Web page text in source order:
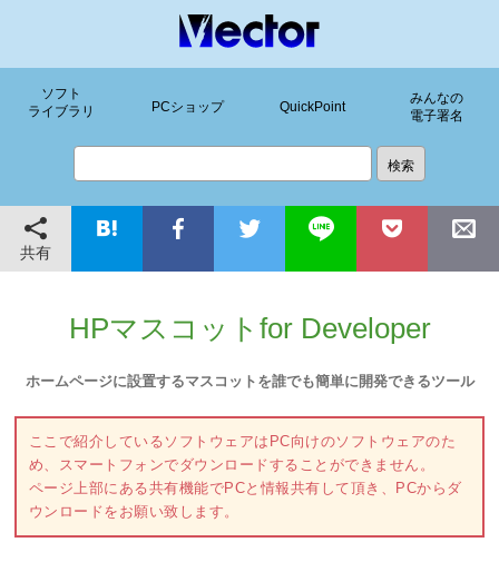
ソフト
ライブラリ
PCショップ QuickPoint
みんなの
電子署名
共有
HPマスコットfor Developer
ホームページに設置するマスコットを誰でも簡単に開発できるツール
ここで紹介しているソフトウェアはPC向けのソフトウェアのた
め、スマートフォンでダウンロードすることができません。
ページ上部にある共有機能でPCと情報共有して頂き、PCからダ
ウンロードをお願い致します。